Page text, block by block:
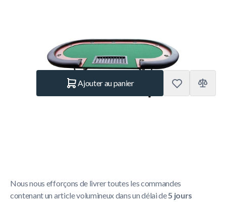
389.– € En stock
Ajouter au panier
Nous nous efforçons de livrer toutes les commandes
contenant un article volumineux dans un délai de5 jours